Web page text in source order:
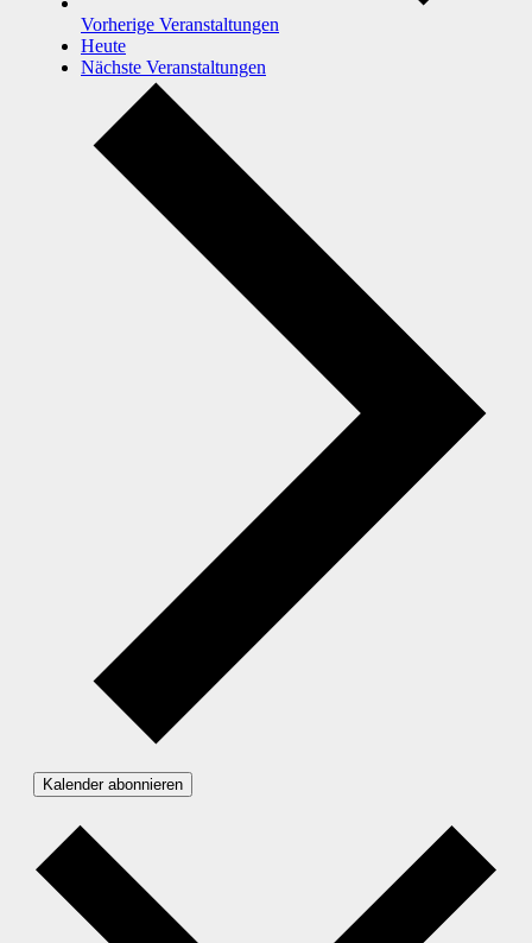
Vorherige Veranstaltungen
Heute
Nächste Veranstaltungen
Kalender abonnieren